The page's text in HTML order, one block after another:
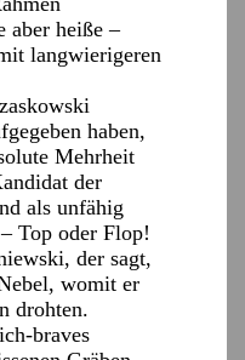
aber heiße –
langwierigeren
haben,
Mehrheit
der
als unfähig
Top oder Flop!
der sagt,
womit er
drohten.
braves